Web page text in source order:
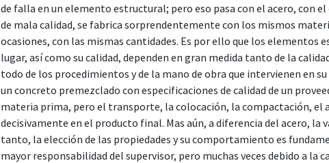
de falla en un elemento estructural; pero eso pasa con el acero, con
de mala calidad, se fabrica sorprendentemente con los mismos
ocasiones, con las mismas cantidades. Es por ello que los elementos
lugar, así como su calidad, dependen en gran medida tanto de la
todo de los procedimientos y de la mano de obra que intervienen en
un concreto premezclado con especificaciones de calidad de un
materia prima, pero el transporte, la colocación, la compactación, el
decisivamente en el producto final. Mas aún, a diferencia del acero, la
tanto, la elección de las propiedades y su comportamiento es
mayor responsabilidad del supervisor, pero muchas veces debido a la